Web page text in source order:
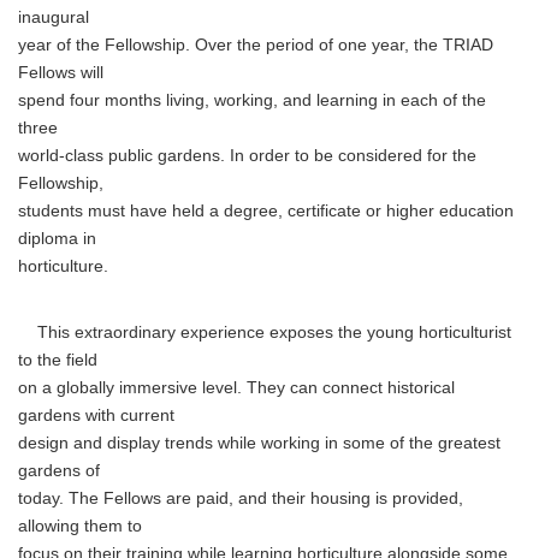
inaugural
year of the Fellowship. Over the period of one year, the TRIAD
Fellows will
spend four months living, working, and learning in each of the
three
world-class public gardens. In order to be considered for the
Fellowship,
students must have held a degree, certificate or higher education
diploma in
horticulture.
This extraordinary experience exposes the young horticulturist
to the field
on a globally immersive level. They can connect historical
gardens with current
design and display trends while working in some of the greatest
gardens of
today. The Fellows are paid, and their housing is provided,
allowing them to
focus on their training while learning horticulture alongside some